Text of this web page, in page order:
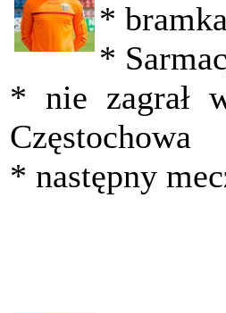
*
*
* nie zagrał
Częstochowa
* następny